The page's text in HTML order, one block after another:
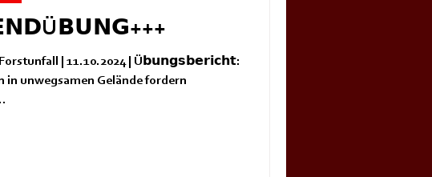
Forstunfall | 11.10.2024 | Ü𝗯𝘂𝗻𝗴𝘀𝗯𝗲𝗿𝗶𝗰𝗵𝘁:
in unwegsamen Gelände fordern